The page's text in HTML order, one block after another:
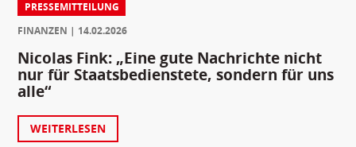
PRESSEMITTEILUNG
FINANZEN
14.02.2026
Nicolas Fink: „Eine gute Nachrichte nicht
nur für Staatsbedienstete, sondern für uns
alle“
WEITERLESEN